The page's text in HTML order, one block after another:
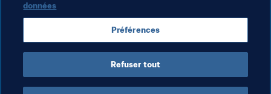
Thèmes en lien
South Africa CAF
données
Préférences
Refuser tout